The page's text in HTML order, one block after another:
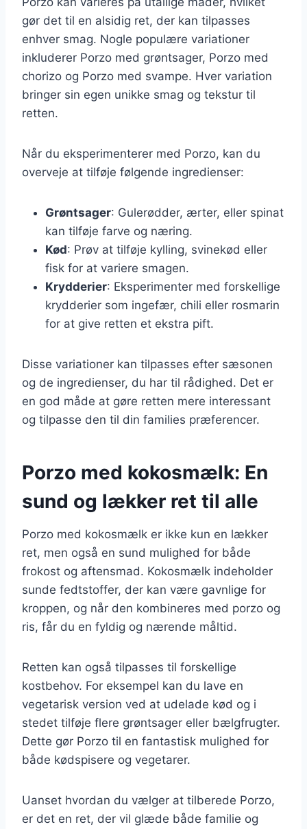
gør det til en alsidig ret, der kan tilpasses
enhver smag. Nogle populære variationer
inkluderer Porzo med grøntsager, Porzo med
chorizo og Porzo med svampe. Hver variation
bringer sin egen unikke smag og tekstur til
retten.
Når du eksperimenterer med Porzo, kan du
overveje at tilføje følgende ingredienser:
Grøntsager: Gulerødder, ærter, eller spinat
kan tilføje farve og næring.
Kød: Prøv at tilføje kylling, svinekød eller
fisk for at variere smagen.
Krydderier: Eksperimenter med forskellige
krydderier som ingefær, chili eller rosmarin
for at give retten et ekstra pift.
Disse variationer kan tilpasses efter sæsonen
og de ingredienser, du har til rådighed. Det er
en god måde at gøre retten mere interessant
og tilpasse den til din families præferencer.
Porzo med kokosmælk: En
sund og lækker ret til alle
Porzo med kokosmælk er ikke kun en lækker
ret, men også en sund mulighed for både
frokost og aftensmad. Kokosmælk indeholder
sunde fedtstoffer, der kan være gavnlige for
kroppen, og når den kombineres med porzo og
ris, får du en fyldig og nærende måltid.
Retten kan også tilpasses til forskellige
kostbehov. For eksempel kan du lave en
vegetarisk version ved at udelade kød og i
stedet tilføje flere grøntsager eller bælgfrugter.
Dette gør Porzo til en fantastisk mulighed for
både kødspisere og vegetarer.
Uanset hvordan du vælger at tilberede Porzo,
er det en ret, der vil glæde både familie og